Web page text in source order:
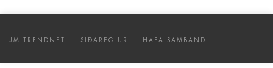
UM TRENDNET SIÐAREGLUR HAFA SAMBAND